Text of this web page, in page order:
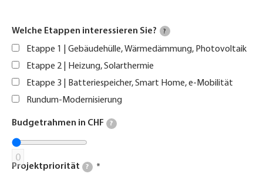
Welche Etappen interessieren Sie? ?
Etappe 1 | Gebäudehülle, Wärmedämmung, Photovoltaik
Etappe 2 | Heizung, Solarthermie
Etappe 3 | Batteriespeicher, Smart Home, e-Mobilität
Rundum-Modernisierung
Budgetrahmen in CHF ?
0
Projektpriorität ?